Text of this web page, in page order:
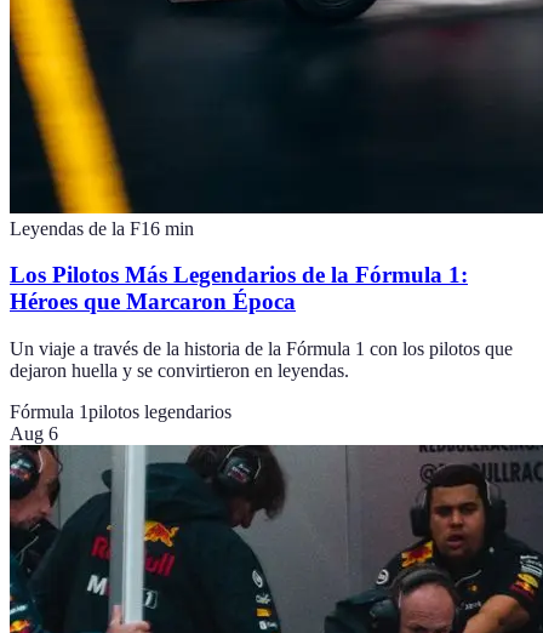
Leyendas de la F16 min
Los Pilotos Más Legendarios de la Fórmula 1:
Héroes que Marcaron Época
Un viaje a través de la historia de la Fórmula 1 con los pilotos que
dejaron huella y se convirtieron en leyendas.
Fórmula 1pilotos legendarios
Aug 6